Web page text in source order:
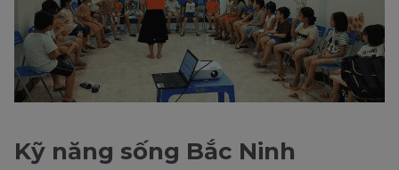
Kỹ năng sống Bắc Ninh